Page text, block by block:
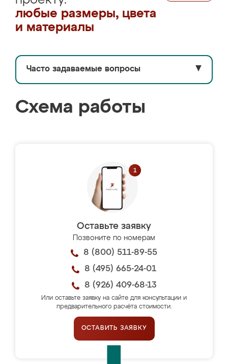
любые размеры, цвета
и материалы
Часто задаваемые вопросы ▼
Схема работы
Оставьте заявку
Позвоните по номерам
8 (800) 511-89-55
8 (495) 665-24-01
8 (926) 409-68-13
Или оставьте заявку на сайте для консультации и
предварительного расчёта стоимости.
ОСТАВИТЬ ЗАЯВКУ